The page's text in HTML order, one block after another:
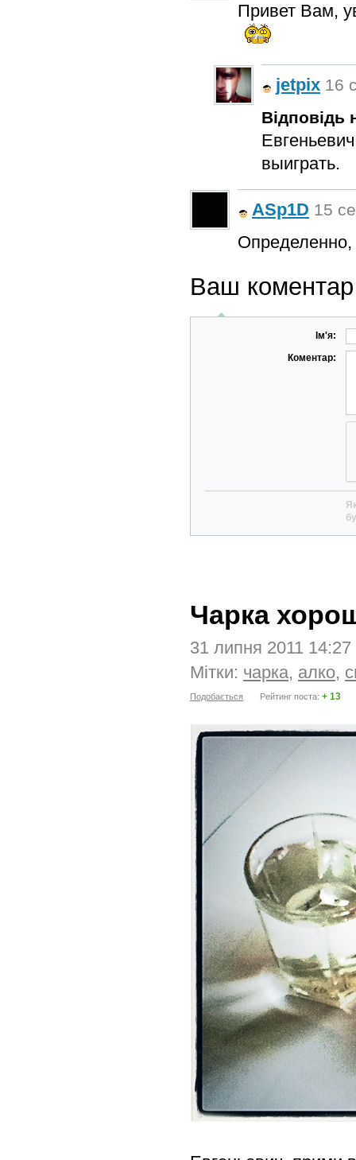
Привет Вам,
jetpix 16
Відповідь
выиграть.
ASp1D 15
Определенно,
Ваш коментар
Ім'я:
Коментар:
Чарка
31 липня 2011
Мітки: чарка, алко,
Подобається Рейтинг поста: + 13